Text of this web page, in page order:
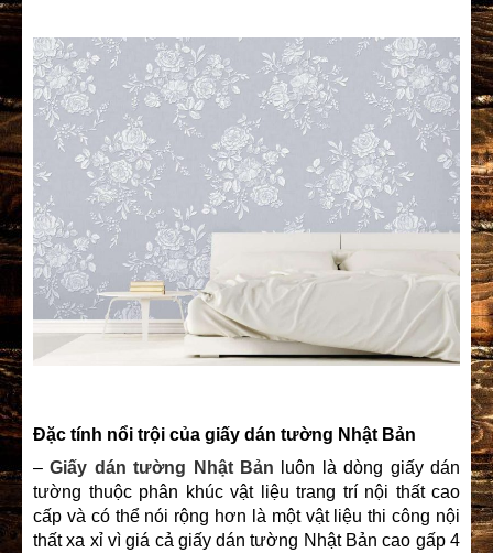
Đặc tính nổi trội của giấy dán tường Nhật Bản
–Giấy dán tường Nhật Bản luôn là dòng giấy dán
tường thuộc phân khúc vật liệu trang trí nội thất cao
cấp và có thể nói rộng hơn là một vật liệu thi công nội
thất xa xỉ vì giá cả giấy dán tường Nhật Bản cao gấp 4